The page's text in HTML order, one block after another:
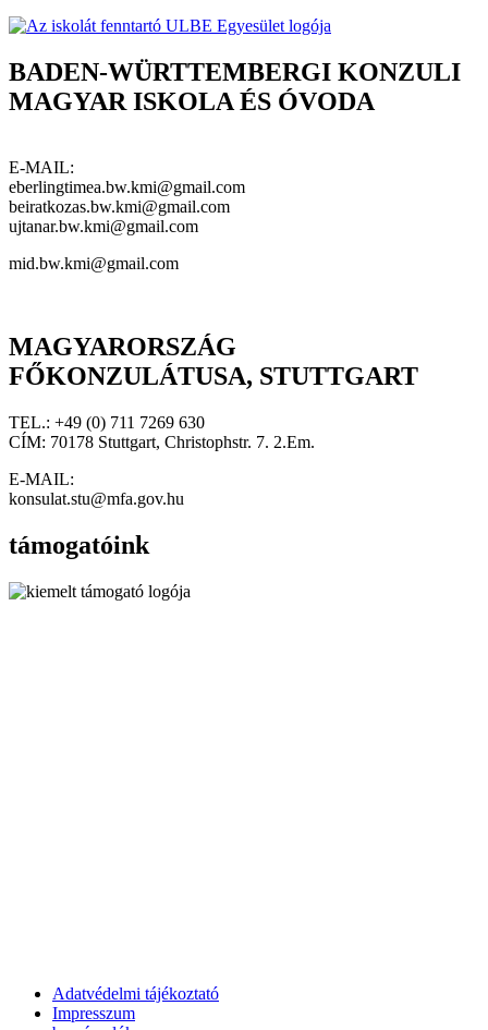
BADEN-WÜRTTEMBERGI KONZULI
MAGYAR ISKOLA ÉS ÓVODA
E-MAIL:
eberlingtimea.bw.kmi@gmail.com
beiratkozas.bw.kmi@gmail.com
ujtanar.bw.kmi@gmail.com
mid.bw.kmi@gmail.com
MAGYARORSZÁG
FŐKONZULÁTUSA, STUTTGART
TEL.: +49 (0) 711 7269 630
CÍM: 70178 Stuttgart, Christophstr. 7. 2.Em.
E-MAIL:
konsulat.stu@mfa.gov.hu
támogatóink
Adatvédelmi tájékoztató
Impresszum